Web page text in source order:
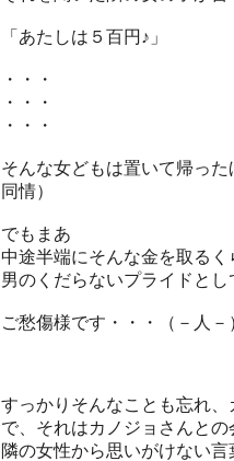
「あたしは５百円♪」
・・・
・・・
・・・
そんな女どもは置いて帰っ
同情）
でもまあ
中途半端にそんな金を取る
男のくだらないプライドとし
ご愁傷様です・・・（－人
すっかりそんなことも忘れ
で、それはカノジョさんと
隣の女性から思いがけない